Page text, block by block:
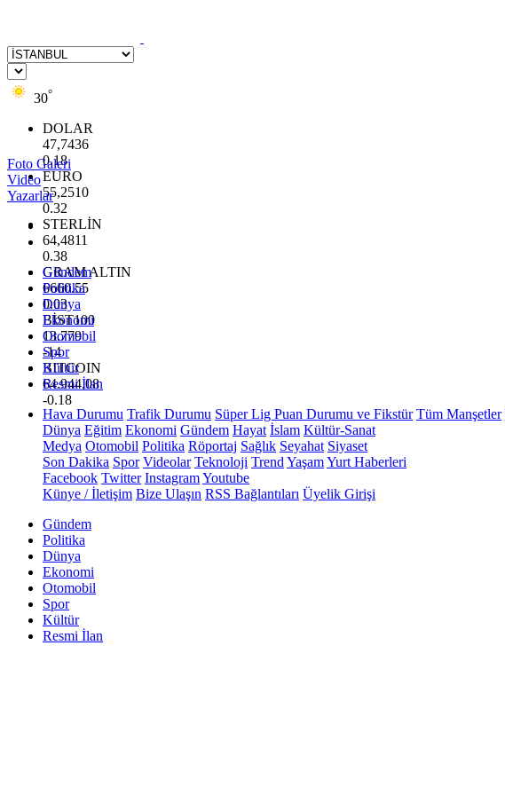
30°
DOLAR
47,7436
0.18
EURO
55,2510
0.32
STERLİN
64,4811
0.38
GRAM ALTIN
6660.55
0.03
BİST100
13.779
-14
BITCOIN
64.944,08
-0.18
Foto Galeri
Video
Yazarlar
Gündem
Politika
Dünya
Ekonomi
Otomobil
Spor
Kültür
Resmi İlan
Hava Durumu Trafik Durumu Süper Lig Puan Durumu ve Fikstür Tüm Manşetler
Dünya Eğitim Ekonomi Gündem Hayat İslam Kültür-Sanat
Medya Otomobil Politika Röportaj Sağlık Seyahat Siyaset
Son Dakika Spor Videolar Teknoloji Trend YaşamYurt Haberleri
Facebook Twitter InstagramYoutube
Künye / İletişim Bize Ulaşın RSS Bağlantıları Üyelik Girişi
Gündem
Politika
Dünya
Ekonomi
Otomobil
Spor
Kültür
Resmi İlan